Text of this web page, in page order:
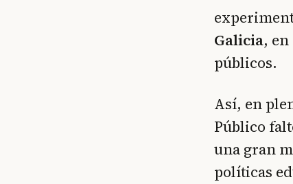
Galicia,
públicos.
Así, en
Público
una gran
políticas